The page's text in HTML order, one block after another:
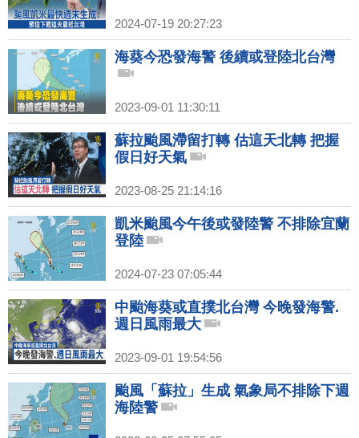
2024-07-19 20:27:23
海葵今恐發海警 後續或登陸北台灣
2023-09-01 11:30:11
蘇拉颱風滯留打轉 估這天北轉 把握
假日好天氣
2023-08-25 21:14:16
凱米颱風今午後或發陸警 不排除宜蘭
登陸
2024-07-23 07:05:44
中颱海葵或直撲北台灣 今晚發海警.
週日風雨最大
2023-09-01 19:54:56
颱風「蘇拉」生成 氣象局不排除下週
海陸警